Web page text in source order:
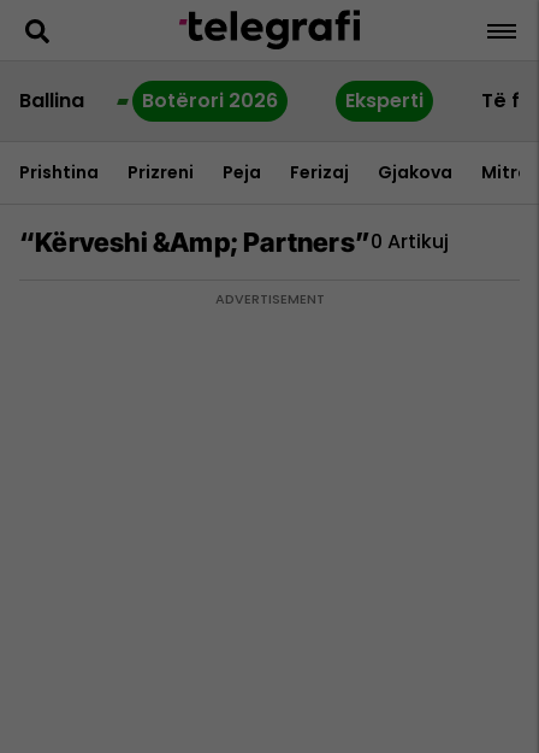
Ballina Botërori 2026 Eksperti Të
Prishtina Prizreni Peja Ferizaj Gjakova
“kërveshi &amp; Partners”0 Artikuj